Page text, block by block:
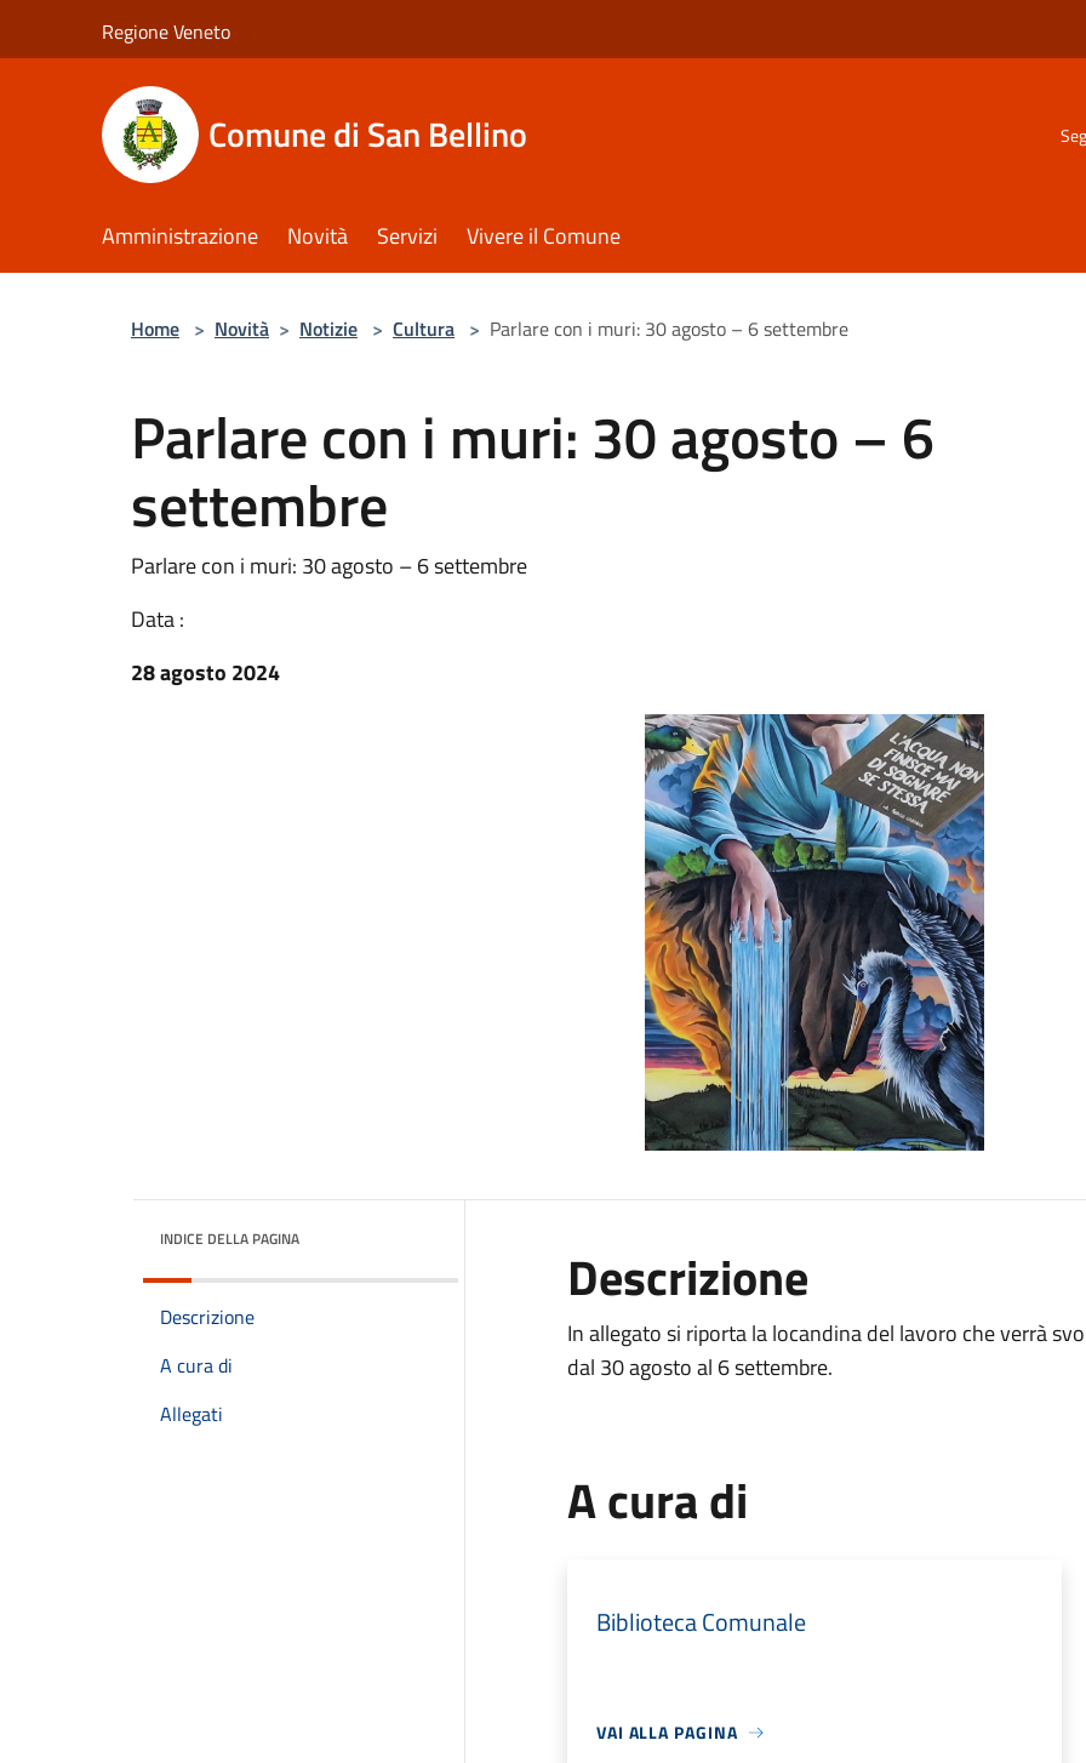
Regione Veneto
Comune di San Bellino
Amministrazione Novità Servizi Vivere il Comune
Home > Novità > Notizie > Cultura > Parlare con i muri: 30 agosto – 6 settembre
Parlare con i muri: 30 agosto – 6
settembre
Parlare con i muri: 30 agosto – 6 settembre
Data :
28 agosto 2024
INDICE DELLA PAGINA
Descrizione
A cura di
Allegati
Descrizione
In allegato si riporta la locandina del lavoro che verrà
dal 30 agosto al 6 settembre.
A cura di
Biblioteca Comunale
VAI ALLA PAGINA